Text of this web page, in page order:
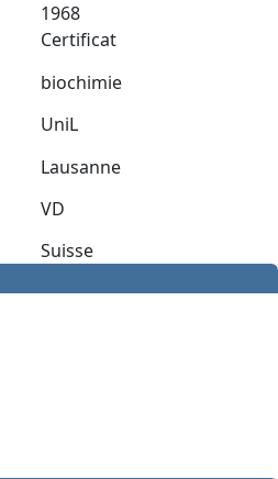
1968
Certificat
biochimie
UniL
Lausanne
VD
Suisse